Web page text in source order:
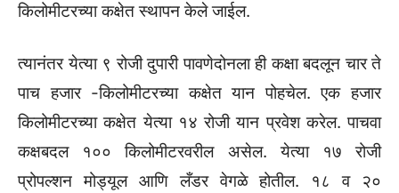
किलोमीटरच्या कक्षेत स्थापन केले जाईल.
त्यानंतर येत्या ९ रोजी दुपारी पावणेदोनला ही कक्षा बदलून चार ते
पाच हजार -किलोमीटरच्या कक्षेत यान पोहचेल. एक हजार
किलोमीटरच्या कक्षेत येत्या १४ रोजी यान प्रवेश करेल. पाचवा
कक्षबदल १०० किलोमीटरवरील असेल. येत्या १७ रोजी
प्रोपल्शन मोड्यूल आणि लँडर वेगळे होतील. १८ व २०